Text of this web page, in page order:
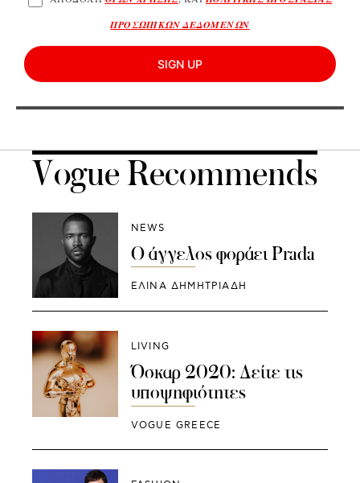
ΠΡΟΣΩΠΙΚΩΝ ΔΕΔΟΜΕΝΩΝ
SIGN UP
Vogue Recommends
NEWS
Ο άγγελος φοράει Prada
ΕΛΙΝΑ ΔΗΜΗΤΡΙΑΔΗ
LIVING
Όσκαρ 2020: Δείτε τις
υποψηφιότητες
VOGUE GREECE